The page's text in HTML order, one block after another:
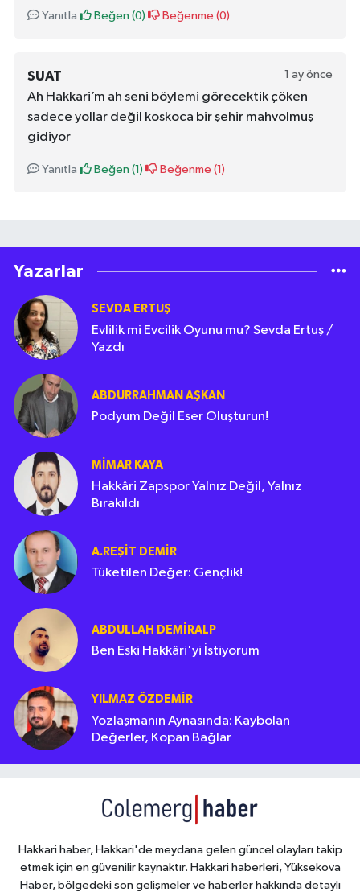
Yanıtla Beğen (0) Beğenme (0)
SUAT 1 ay önce
Ah Hakkari’m ah seni böylemi görecektik çöken
sadece yollar değil koskoca bir şehir mahvolmuş
gidiyor
Yanıtla Beğen (1 ) Beğenme (1 )
Yazarlar
SEVDA ERTUŞ
Evlilik mi Evcilik Oyunu mu? Sevda Ertuş /
Yazdı
ABDURRAHMAN AŞKAN
Podyum Değil Eser Oluşturun!
MIMAR KAYA
Hakkâri Zapspor Yalnız Değil, Yalnız
Bırakıldı
A.REŞIT DEMIR
Tüketilen Değer: Gençlik!
ABDULLAH DEMIRALP
Ben Eski Hakkâri'yi İstiyorum
YILMAZ ÖZDEMIR
Yozlaşmanın Aynasında: Kaybolan
Değerler, Kopan Bağlar
Hakkari haber, Hakkari'de meydana gelen güncel olayları takip
etmek için en güvenilir kaynaktır. Hakkari haberleri, Yüksekova
Haber, bölgedeki son gelişmeler ve haberler hakkında detaylı